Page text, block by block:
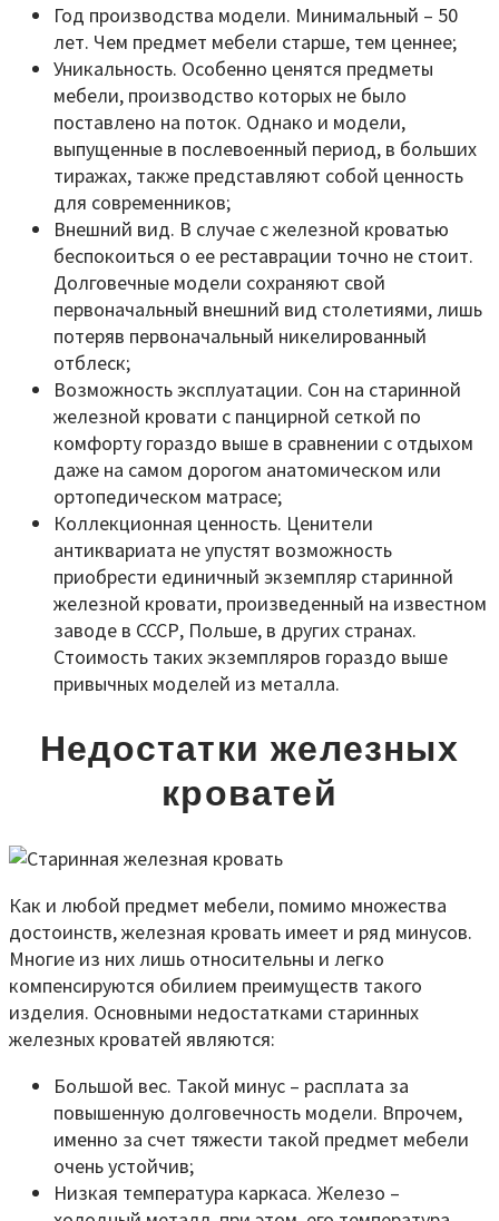
Год производства модели. Минимальный – 50
лет. Чем предмет мебели старше, тем ценнее;
Уникальность. Особенно ценятся предметы
мебели, производство которых не было
поставлено на поток. Однако и модели,
выпущенные в послевоенный период, в больших
тиражах, также представляют собой ценность
для современников;
Внешний вид. В случае с железной кроватью
беспокоиться о ее реставрации точно не стоит.
Долговечные модели сохраняют свой
первоначальный внешний вид столетиями, лишь
потеряв первоначальный никелированный
отблеск;
Возможность эксплуатации. Сон на старинной
железной кровати с панцирной сеткой по
комфорту гораздо выше в сравнении с отдыхом
даже на самом дорогом анатомическом или
ортопедическом матрасе;
Коллекционная ценность. Ценители
антиквариата не упустят возможность
приобрести единичный экземпляр старинной
железной кровати, произведенный на известном
заводе в СССР, Польше, в других странах.
Стоимость таких экземпляров гораздо выше
привычных моделей из металла.
Недостатки железных
кроватей
Как и любой предмет мебели, помимо множества
достоинств, железная кровать имеет и ряд минусов.
Многие из них лишь относительны и легко
компенсируются обилием преимуществ такого
изделия. Основными недостатками старинных
железных кроватей являются:
Большой вес. Такой минус – расплата за
повышенную долговечность модели. Впрочем,
именно за счет тяжести такой предмет мебели
очень устойчив;
Низкая температура каркаса. Железо –